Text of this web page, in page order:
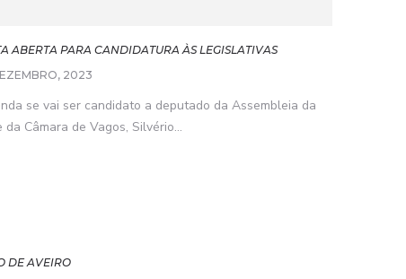
ABERTA PARA CANDIDATURA ÀS LEGISLATIVAS
2023
se vai ser candidato a deputado da Assembleia da
Câmara de Vagos, Silvério...
DE AVEIRO